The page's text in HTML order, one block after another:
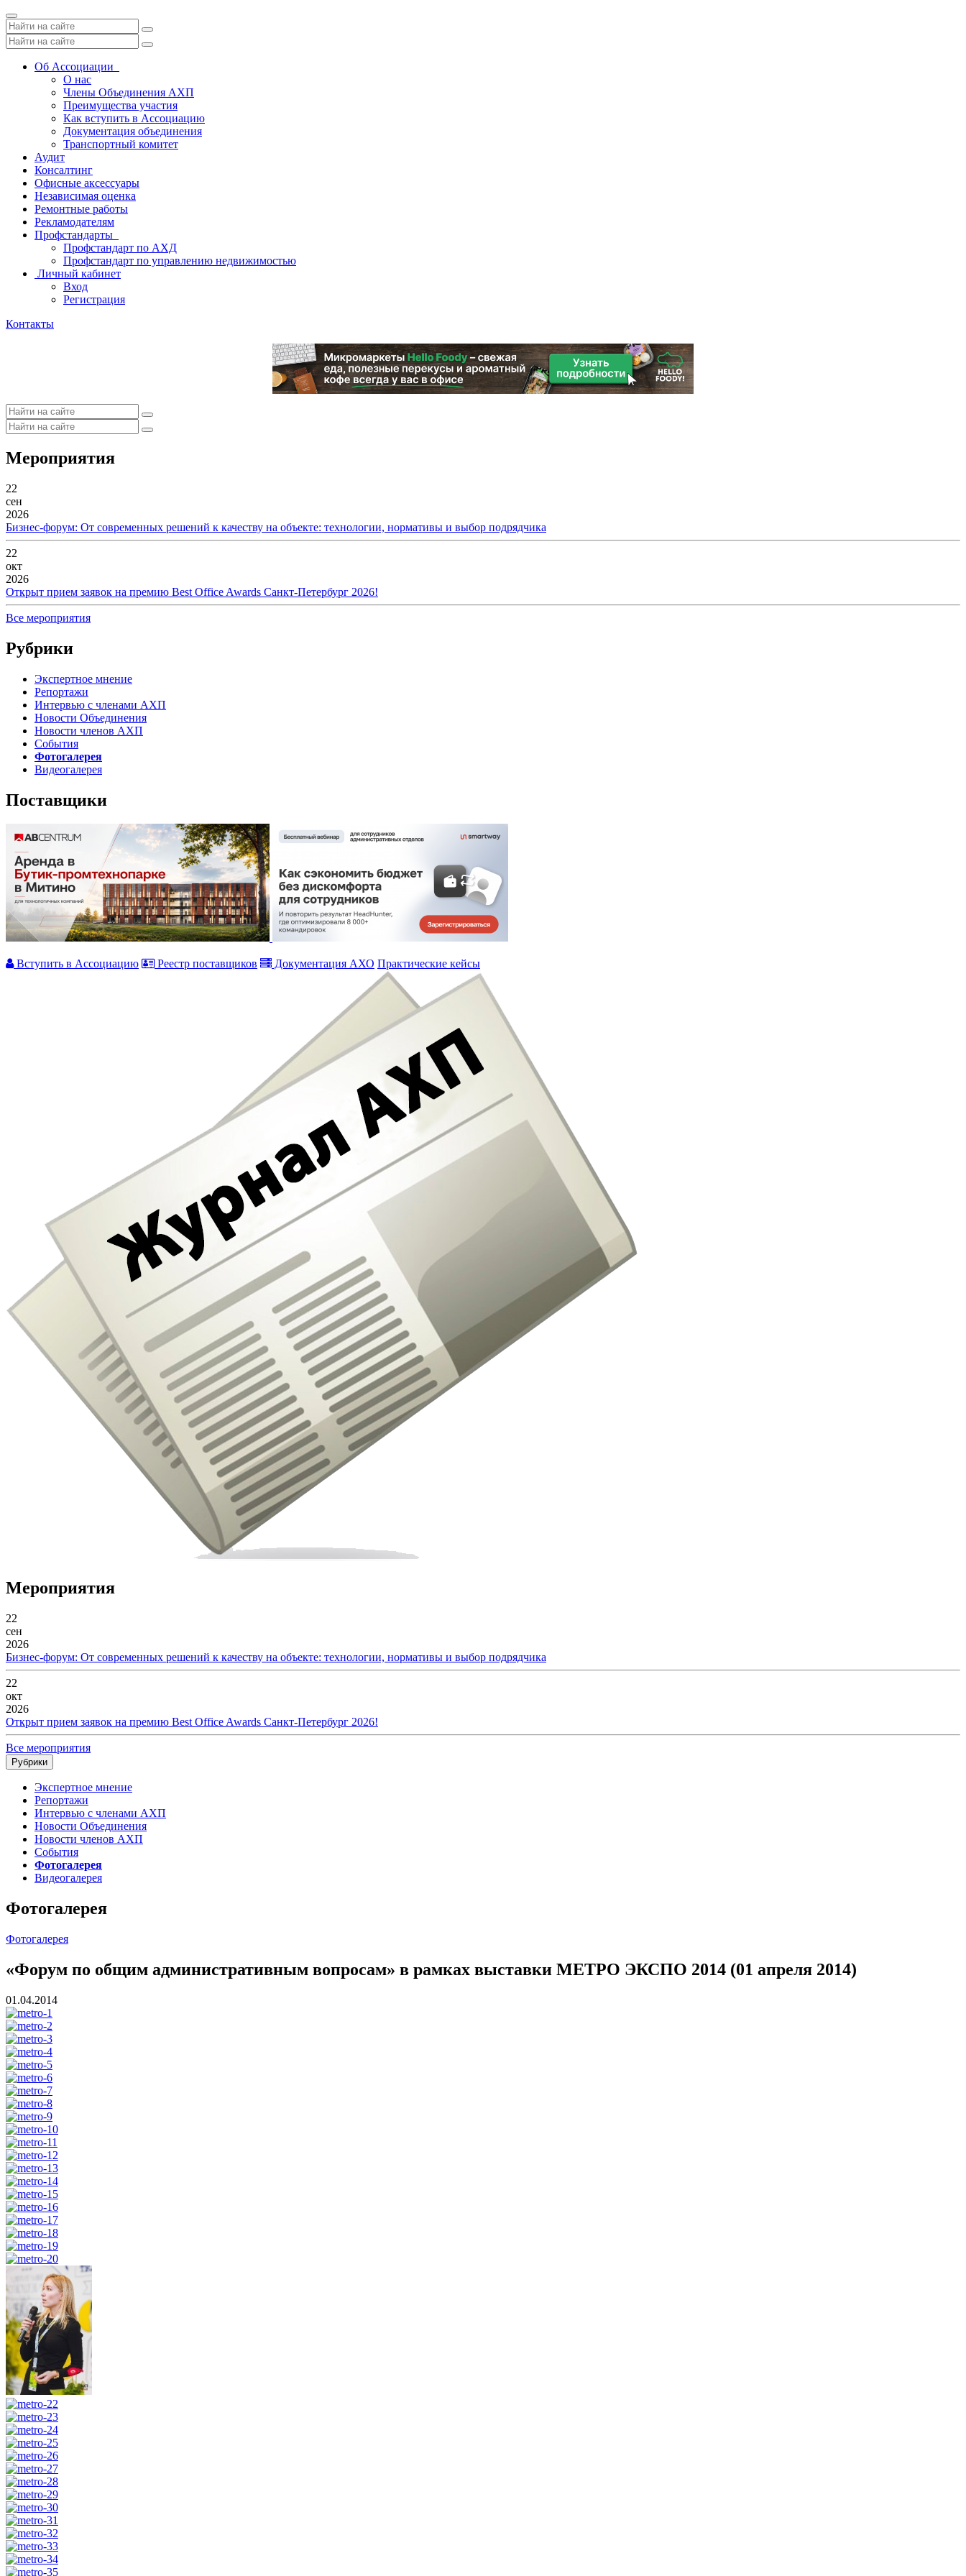
Toggle
navigation
Об Ассоциации
О нас
Члены Объединения АХП
Преимущества участия
Как вступить в Ассоциацию
Документация объединения
Транспортный комитет
Аудит
Консалтинг
Офисные аксессуары
Независимая оценка
Ремонтные работы
Рекламодателям
Профстандарты
Профстандарт по АХД
Профстандарт по управлению недвижимостью
Личный кабинет
Вход
Регистрация
Контакты
Мероприятия
22
сен
2026
Бизнес-форум: От современных решений к качеству на объекте: технологии, нормативы и выбор подрядчика
22
окт
2026
Открыт прием заявок на премию Best Office Awards Санкт-Петербург 2026!
Все мероприятия
Рубрики
Экспертное мнение
Репортажи
Интервью с членами АХП
Новости Объединения
Новости членов АХП
События
Фотогалерея
Видеогалерея
Поставщики
Вступить в Ассоциацию Реестр поставщиков Документация АХО Практические кейсы
Мероприятия
22
сен
2026
Бизнес-форум: От современных решений к качеству на объекте: технологии, нормативы и выбор подрядчика
22
окт
2026
Открыт прием заявок на премию Best Office Awards Санкт-Петербург 2026!
Все мероприятия
Рубрики
Экспертное мнение
Репортажи
Интервью с членами АХП
Новости Объединения
Новости членов АХП
События
Фотогалерея
Видеогалерея
Фотогалерея
Фотогалерея
«Форум по общим административным вопросам» в рамках выставки МЕТРО ЭКСПО 2014 (01 апреля 2014)
01.04.2014